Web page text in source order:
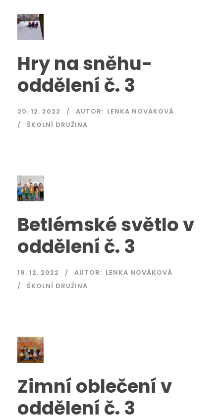
Hry na sněhu-
oddělení č. 3
20. 12. 2022 AUTOR: LENKA NOVÁKOVÁ
ŠKOLNÍ DRUŽINA
Betlémské světlo v
oddělení č. 3
19. 12. 2022 AUTOR: LENKA NOVÁKOVÁ
ŠKOLNÍ DRUŽINA
Zimní oblečení v
oddělení č. 3